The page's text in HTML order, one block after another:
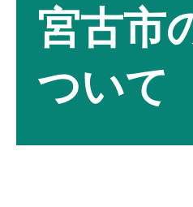
宮古市
ついて